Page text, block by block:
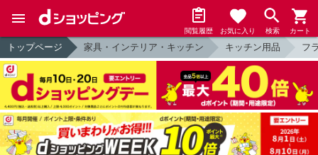
閲覧履歴 お気に入り 検索 カート
トップページ 家具・インテリア・キッチン キッチン用品 フ